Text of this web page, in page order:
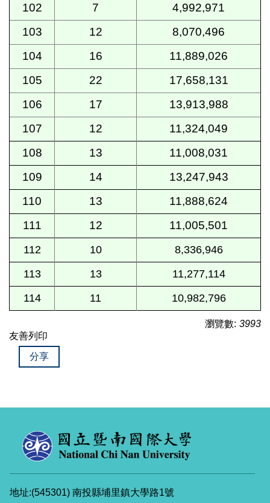
102
7
4,992,971
103
12
8,070,496
104
16
11,889,026
105
22
17,658,131
106
17
13,913,988
107
12
11,324,049
108
13
11,008,031
109
14
13,247,943
110
13
11,888,624
111
12 11,005,501
112 10
8,336,946
113
13
11,277,114
114
11 10,982,796
瀏覽數: 3993
友善列印
分享
地址:(545301) 南投縣埔里鎮大學路1號